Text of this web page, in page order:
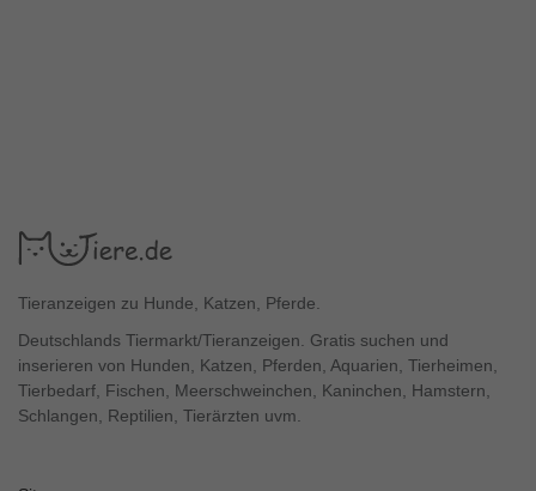
Tieranzeigen zu Hunde, Katzen, Pferde.
Deutschlands Tiermarkt/Tieranzeigen. Gratis suchen und
inserieren von Hunden, Katzen, Pferden, Aquarien, Tierheimen,
Tierbedarf, Fischen, Meerschweinchen, Kaninchen, Hamstern,
Schlangen, Reptilien, Tierärzten uvm.